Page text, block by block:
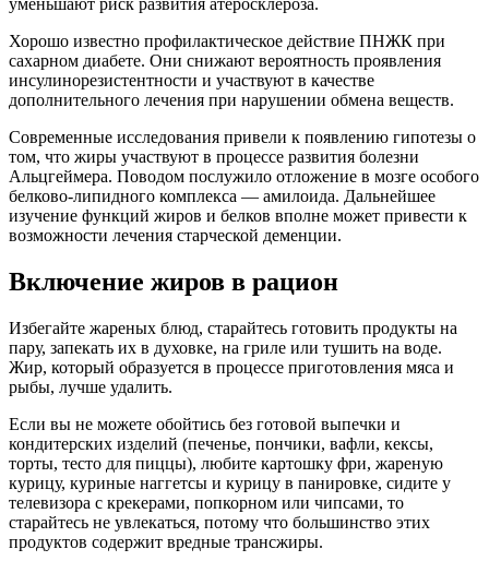
уменьшают риск развития атеросклероза.
Хорошо известно профилактическое действие ПНЖК при
сахарном диабете. Они снижают вероятность проявления
инсулинорезистентности и участвуют в качестве
дополнительного лечения при нарушении обмена веществ.
Современные исследования привели к появлению гипотезы о
том, что жиры участвуют в процессе развития болезни
Альцгеймера. Поводом послужило отложение в мозге особого
белково-липидного комплекса — амилоида. Дальнейшее
изучение функций жиров и белков вполне может привести к
возможности лечения старческой деменции.
Включение жиров в рацион
Избегайте жареных блюд, старайтесь готовить продукты на
пару, запекать их в духовке, на гриле или тушить на воде.
Жир, который образуется в процессе приготовления мяса и
рыбы, лучше удалить.
Если вы не можете обойтись без готовой выпечки и
кондитерских изделий (печенье, пончики, вафли, кексы,
торты, тесто для пиццы), любите картошку фри, жареную
курицу, куриные наггетсы и курицу в панировке, сидите у
телевизора с крекерами, попкорном или чипсами, то
старайтесь не увлекаться, потому что большинство этих
продуктов содержит вредные трансжиры.